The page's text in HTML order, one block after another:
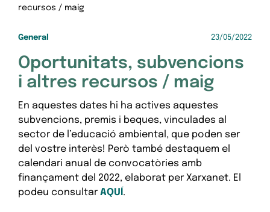
recursos / maig
General 23/05/2022
Oportunitats, subvencions
i altres recursos / maig
En aquestes dates hi ha actives aquestes
subvencions, premis i beques, vinculades al
sector de l’educació ambiental, que poden ser
del vostre interès! Però també destaquem el
calendari anual de convocatòries amb
finançament del 2022, elaborat per Xarxanet. El
podeu consultar AQUÍ .